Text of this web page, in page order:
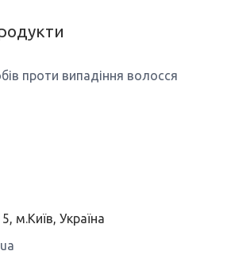
проти випадіння волосся
м.Київ, Україна